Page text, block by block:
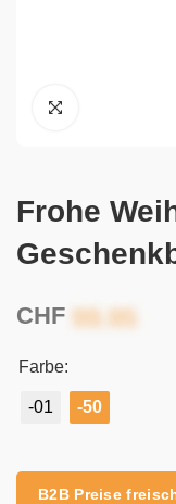
Frohe
CHF
Farbe:
-01 -50
B2B Preise